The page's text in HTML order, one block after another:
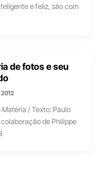
e feliz, são com
de fotos e seu
/ Texto: Paulo
de Philippe